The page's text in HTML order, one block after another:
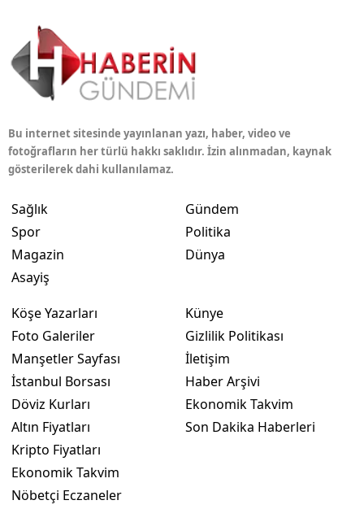
Bu internet sitesinde yayınlanan yazı, haber, video ve
fotoğrafların her türlü hakkı saklıdır. İzin alınmadan, kaynak
gösterilerek dahi kullanılamaz.
Sağlık
Spor
Magazin
Asayiş
Gündem
Politika
Dünya
Köşe Yazarları
Foto Galeriler
Manşetler Sayfası
İstanbul Borsası
Döviz Kurları
Altın Fiyatları
Kripto Fiyatları
Ekonomik Takvim
Nöbetçi Eczaneler
Künye
Gizlilik Politikası
İletişim
Haber Arşivi
Ekonomik Takvim
Son Dakika Haberleri